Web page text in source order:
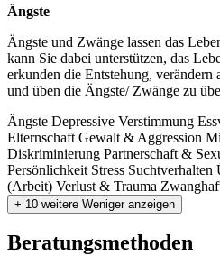
Ängste
Ängste und Zwänge lassen das
kann Sie dabei unterstützen, das
erkunden die Entstehung, verändern
und üben die Ängste/ Zwänge zu
Ängste Depressive Verstimmung
Elternschaft Gewalt & Aggression
Diskriminierung Partnerschaft &
Persönlichkeit Stress Suchtverhalten
(Arbeit) Verlust & Trauma
+ 10 weitere Weniger anzeigen
Beratungsmethoden